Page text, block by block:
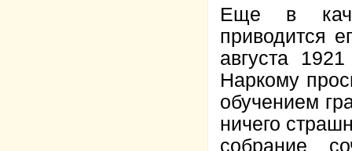
Еще в
приводится
августа
Наркому
обучением
ничего
собрание